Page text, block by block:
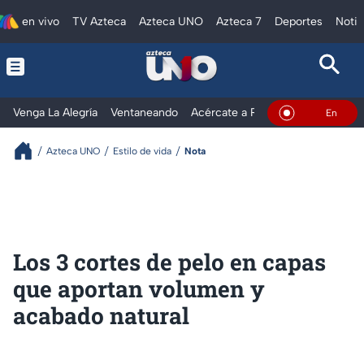
en vivo TV Azteca Azteca UNO Azteca 7 Deportes
Venga La Alegría Ventaneando Acércate a Rocío Al Extremo
En Vivo
Azteca UNO Estilo de vida Nota
Los 3 cortes de pelo en capas
que aportan volumen y
acabado natural